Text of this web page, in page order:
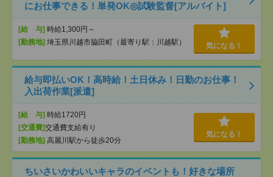
にお仕事できる！単発OK◎試験監督[アルバイト]
[給 与] 時給1,300円～
[勤務地] 埼玉県川越市脇田町（最寄り駅：川越駅） 気になる！
給与即払いOK！高時給！土日休み！日勤のお仕事！
入出荷作業[派遣]
[給 与] 時給1720円
[交通費]交通費支給有り
[勤務地] 高麗川駅から徒歩20分
気になる！
ちいさいかわいいキャラのイベントも！好きな場所